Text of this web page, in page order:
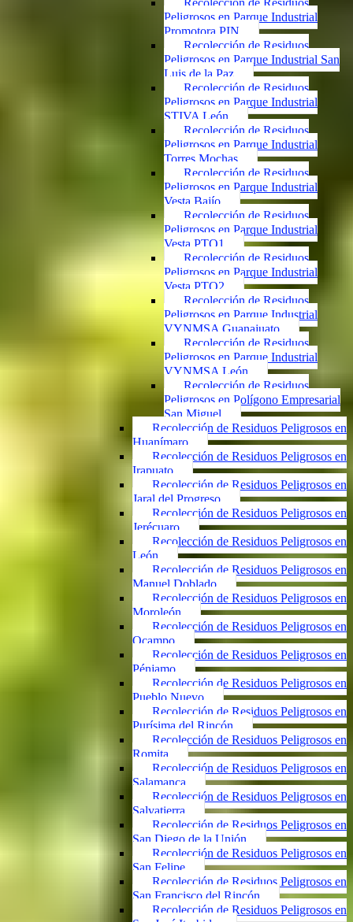
Recolección de Residuos
Peligrosos en Parque Industrial
Promotora PIN
Recolección de Residuos
Peligrosos en Parque Industrial San
Luis de la Paz
Recolección de Residuos
Peligrosos en Parque Industrial
STIVA León
Recolección de Residuos
Peligrosos en Parque Industrial
Torres Mochas
Recolección de Residuos
Peligrosos en Parque Industrial
Vesta Bajío
Recolección de Residuos
Peligrosos en Parque Industrial
Vesta PTO1
Recolección de Residuos
Peligrosos en Parque Industrial
Vesta PTO2
Recolección de Residuos
Peligrosos en Parque Industrial
VYNMSA Guanajuato
Recolección de Residuos
Peligrosos en Parque Industrial
VYNMSA León
Recolección de Residuos
Peligrosos en Polígono Empresarial
San Miguel
Recolección de Residuos Peligrosos en
Huanímaro
Recolección de Residuos Peligrosos en
Irapuato
Recolección de Residuos Peligrosos en
Jaral del Progreso
Recolección de Residuos Peligrosos en
Jerécuaro
Recolección de Residuos Peligrosos en
León
Recolección de Residuos Peligrosos en
Manuel Doblado
Recolección de Residuos Peligrosos en
Moroleón
Recolección de Residuos Peligrosos en
Ocampo
Recolección de Residuos Peligrosos en
Pénjamo
Recolección de Residuos Peligrosos en
Pueblo Nuevo
Recolección de Residuos Peligrosos en
Purísima del Rincón
Recolección de Residuos Peligrosos en
Romita
Recolección de Residuos Peligrosos en
Salamanca
Recolección de Residuos Peligrosos en
Salvatierra
Recolección de Residuos Peligrosos en
San Diego de la Unión
Recolección de Residuos Peligrosos en
San Felipe
Recolección de Residuos Peligrosos en
San Francisco del Rincón
Recolección de Residuos Peligrosos en